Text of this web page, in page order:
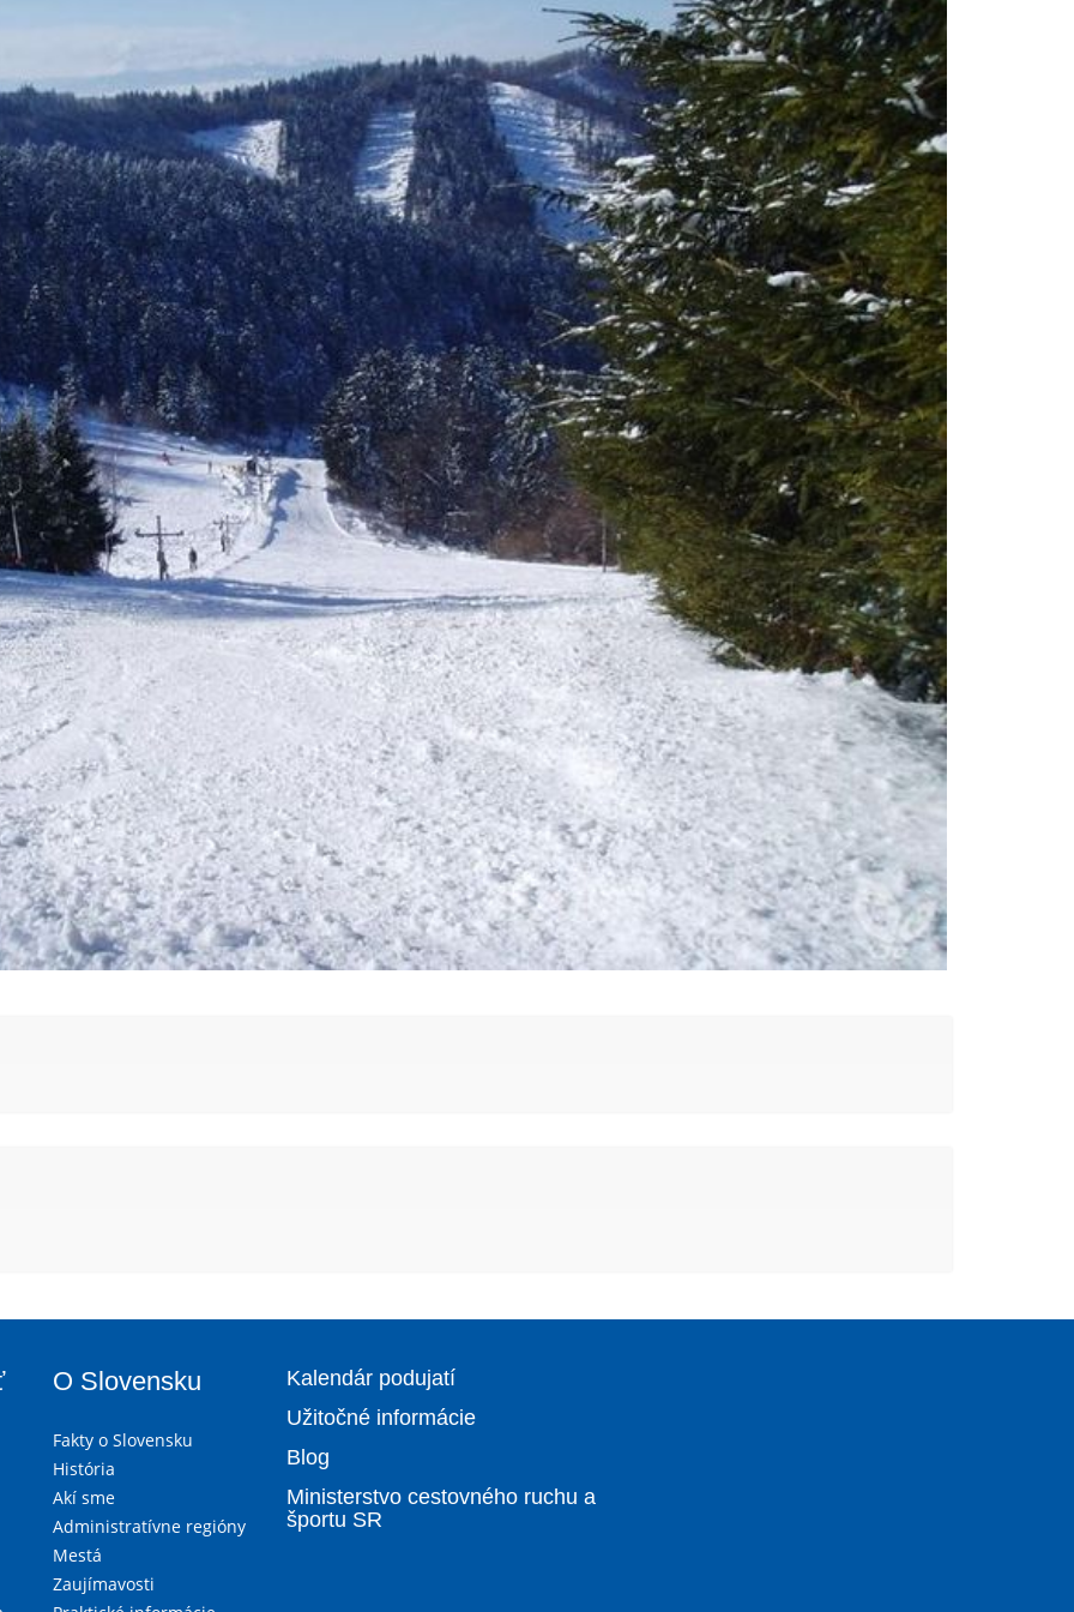
O Slovensku
Fakty o Slovensku
História
Akí sme
Administratívne regióny
Mestá
Zaujímavosti
Kalendár podujatí
Užitočné informácie
Blog
Ministerstvo cestovného ruchu a
športu SR